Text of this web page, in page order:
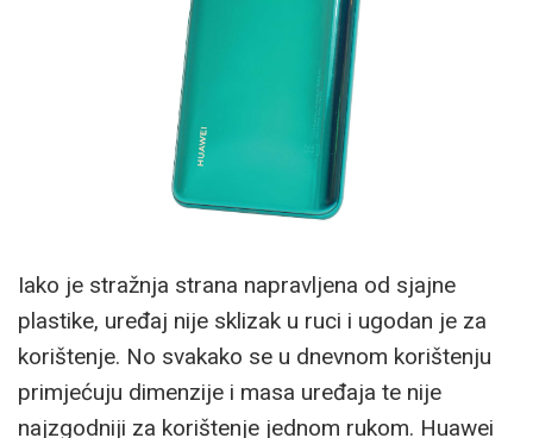
Iako je stražnja strana napravljena od sjajne
plastike, uređaj nije sklizak u ruci i ugodan je za
korištenje. No svakako se u dnevnom korištenju
primjećuju dimenzije i masa uređaja te nije
najzgodniji za korištenje jednom rukom. Huawei